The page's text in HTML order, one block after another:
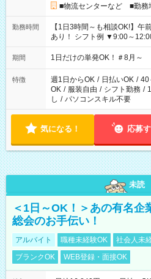
■物流センターなど ■勤務
勤務時間
【1日3時間～も相談OK!】午
あり！ シフト例 ▼9:00～
▼18:00～21:00
期間 1日だけの単発OK！＃8月～
特徴 週1日からOK / 日払いOK / 40
OK / 服装自由 / シフト勤務 /
し / パソコンスキル不要
気になる！ 応募
未読
＜1日～OK！＞あの有名企
総会のお手伝い！
アルバイト 職種未経験OK 社会人未
ブランクOK
WEB登録・面接OK